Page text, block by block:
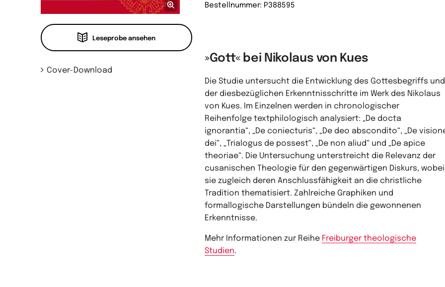
Leseprobe ansehen
Cover-Download
Bestellnummer: P388595
»Gott« bei Nikolaus von Kues
Die Studie untersucht die Entwicklung des Gottesbegriffs und
der diesbezüglichen Erkenntnisschritte im Werk des Nikolaus
von Kues. Im Einzelnen werden in chronologischer
Reihenfolge textphilologisch analysiert: „De docta
ignorantia“, „De coniecturis“, „De deo abscondito“, „De
dei“, „Trialogus de possest“, „De non aliud“ und „De apice
theoriae“. Die Untersuchung unterstreicht die Relevanz der
cusanischen Theologie für den gegenwärtigen Diskurs, wobei
sie zugleich deren Anschlussfähigkeit an die christliche
Tradition thematisiert. Zahlreiche Graphiken und
formallogische Darstellungen bündeln die gewonnenen
Erkenntnisse.
Mehr Informationen zur Reihe Freiburger theologische
Studien.